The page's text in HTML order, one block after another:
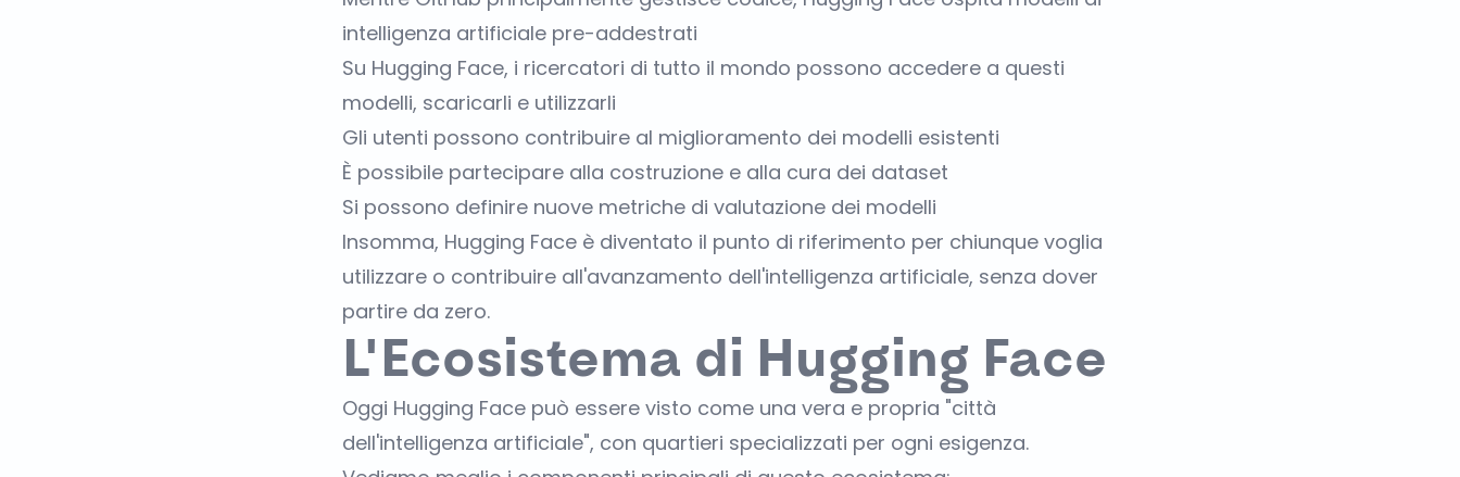
intelligenza artificiale pre-addestrati
Su Hugging Face, i ricercatori di tutto il mondo possono accedere a questi
modelli, scaricarli e utilizzarli
Gli utenti possono contribuire al miglioramento dei modelli esistenti
È possibile partecipare alla costruzione e alla cura dei dataset
Si possono definire nuove metriche di valutazione dei modelli
Insomma, Hugging Face è diventato il punto di riferimento per chiunque voglia
utilizzare o contribuire all'avanzamento dell'intelligenza artificiale, senza dover
partire da zero.
L'Ecosistema di Hugging Face
Oggi Hugging Face può essere visto come una vera e propria "città
dell'intelligenza artificiale", con quartieri specializzati per ogni esigenza.